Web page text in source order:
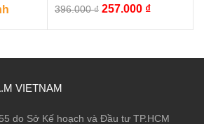
396.000₫ Giá
257.000 ₫Giá
VIETNAM
do Sở Kế hoạch và Đầu tư TP.HCM